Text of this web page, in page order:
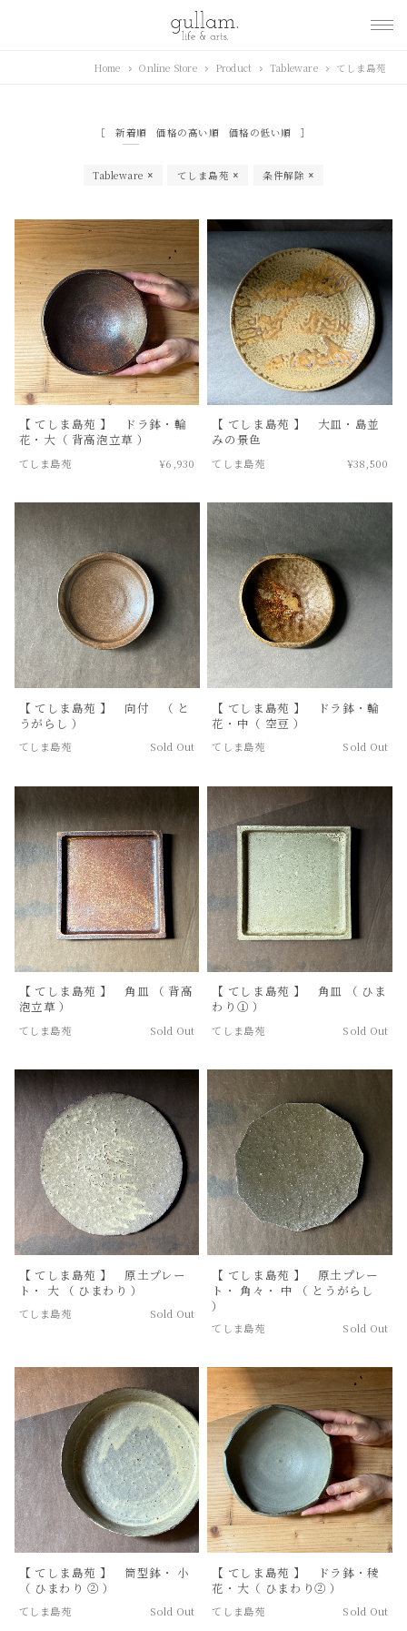
Home Online Store Product Tableware てしま島苑
新着順 価格の高い順 価格の低い順
Tableware てしま島苑 条件解除
【 てしま島苑 】 ドラ鉢・輪
花・大（ 背高泡立草 ）
てしま島苑 ¥6,930
【 てしま島苑 】 大皿・島並
みの景色
てしま島苑 ¥38,500
【 てしま島苑 】 向付 （ と
うがらし ）
てしま島苑 Sold Out
【 てしま島苑 】 ドラ鉢・輪
花・中（ 空豆 ）
てしま島苑 Sold Out
【 てしま島苑 】 角皿 （ 背高
泡立草 ）
てしま島苑 Sold Out
【 てしま島苑 】 角皿 （ ひま
わり① ）
てしま島苑 Sold Out
【 てしま島苑 】 原土プレー
ト・ 大 （ ひまわり ）
てしま島苑 Sold Out
【 てしま島苑 】 原土プレー
ト・ 角々・ 中 （ とうがらし
）
てしま島苑 Sold Out
【 てしま島苑 】 筒型鉢・ 小
（ ひまわり ② ）
てしま島苑 Sold Out
【 てしま島苑 】 ドラ鉢・稜
花・大（ ひまわり② ）
てしま島苑 Sold Out